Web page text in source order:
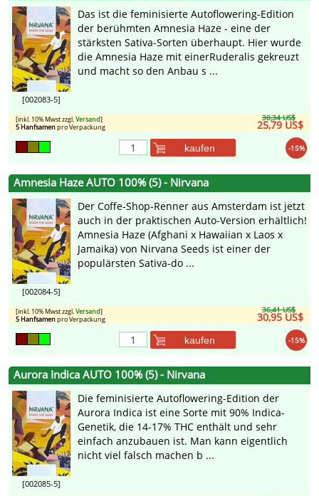
[002083-5]
Das ist die feminisierte Autoflowering-Edition
der berühmten Amnesia Haze - eine der
stärksten Sativa-Sorten überhaupt. Hier wurde
die Amnesia Haze mit einerRuderalis gekreuzt
und macht so den Anbau s ...
30,34 US$
25,79 US$
[inkl. 10% Mwst zzgl.Versand]
5 Hanfsamenpro Verpackung
-15%
kaufen
Amnesia Haze AUTO 100% (5) - Nirvana
[002084-5]
Der Coffe-Shop-Renner aus Amsterdam ist jetzt
auch in der praktischen Auto-Version erhältlich!
Amnesia Haze (Afghani x Hawaiian x Laos x
Jamaika) von Nirvana Seeds ist einer der
populärsten Sativa-do ...
36,41 US$
30,95 US$
[inkl. 10% Mwst zzgl.Versand]
5 Hanfsamenpro Verpackung
-15%
kaufen
Aurora Indica AUTO 100% (5) - Nirvana
[002085-5]
Die feminisierte Autoflowering-Edition der
Aurora Indica ist eine Sorte mit 90% Indica-
Genetik, die 14-17% THC enthält und sehr
einfach anzubauen ist. Man kann eigentlich
nicht viel falsch machen b ...